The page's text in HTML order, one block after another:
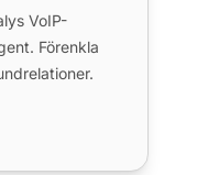
VoIP-
Förenkla